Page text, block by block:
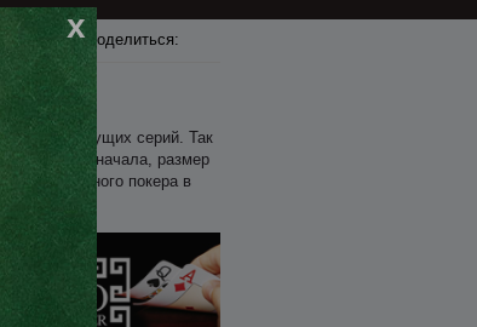
x Поделиться:
грядущих серий. Так
время начала, размер
турнирного покера в